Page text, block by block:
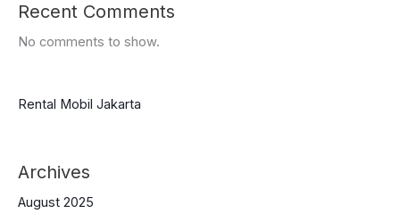
Recent Comments
No comments to show.
Rental Mobil Jakarta
Archives
August 2025